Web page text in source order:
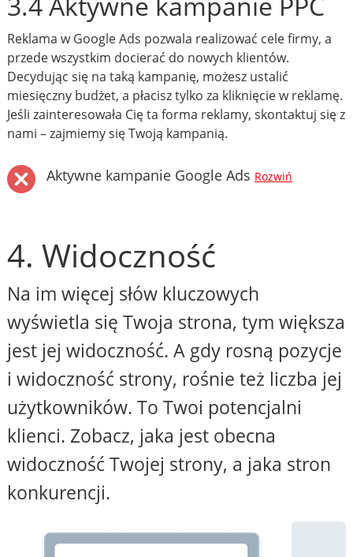
Reklama w Google Ads pozwala realizować cele firmy, a
przede wszystkim docierać do nowych klientów.
Decydując się na taką kampanię, możesz ustalić
miesięczny budżet, a płacisz tylko za kliknięcie w reklamę.
Jeśli zainteresowała Cię ta forma reklamy, skontaktuj się z
nami – zajmiemy się Twoją kampanią.
Aktywne kampanie Google Ads Rozwiń
4. Widoczność
Na im więcej słów kluczowych
wyświetla się Twoja strona, tym większa
jest jej widoczność. A gdy rosną pozycje
i widoczność strony, rośnie też liczba jej
użytkowników. To Twoi potencjalni
klienci. Zobacz, jaka jest obecna
widoczność Twojej strony, a jaka stron
konkurencji.